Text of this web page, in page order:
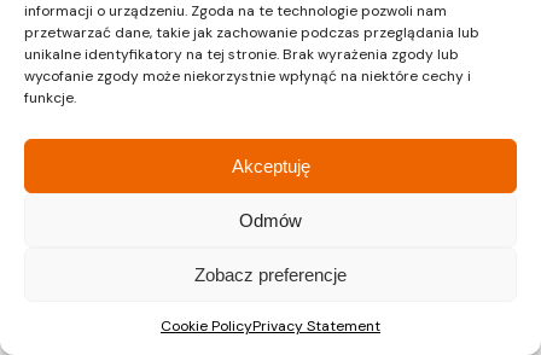
informacji o urządzeniu. Zgoda na te technologie pozwoli nam
przetwarzać dane, takie jak zachowanie podczas przeglądania lub
unikalne identyfikatory na tej stronie. Brak wyrażenia zgody lub
wycofanie zgody może niekorzystnie wpłynąć na niektóre cechy i
funkcje.
Akceptuję
Odmów
Zobacz preferencje
Cookie PolicyPrivacy Statement